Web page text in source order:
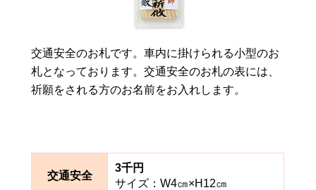
交通安全のお札です。車内に掛けられる小型のお
札となっております。交通安全のお札の表には、
祈願をされる方のお名前をお入れします。
交通安全
3千円
サイズ：W4㎝×H12㎝